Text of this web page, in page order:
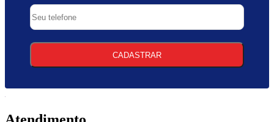
CADASTRAR